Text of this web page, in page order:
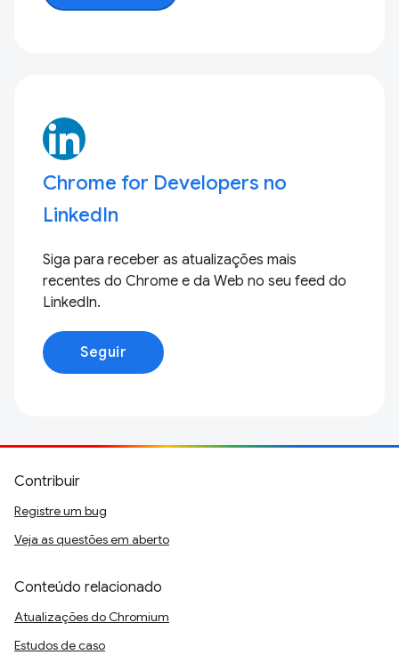
Chrome for Developers no
LinkedIn
Siga para receber as atualizações mais
recentes do Chrome e da Web no seu feed do
LinkedIn.
Seguir
Contribuir
Registre um bug
Veja as questões em aberto
Conteúdo relacionado
Atualizações do Chromium
Estudos de caso